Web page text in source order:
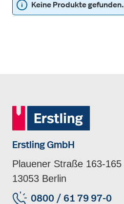
Keine Produkte gefunden.
Erstling GmbH
Plauener Straße 163-165
13053 Berlin
0800 / 61 79 97-0